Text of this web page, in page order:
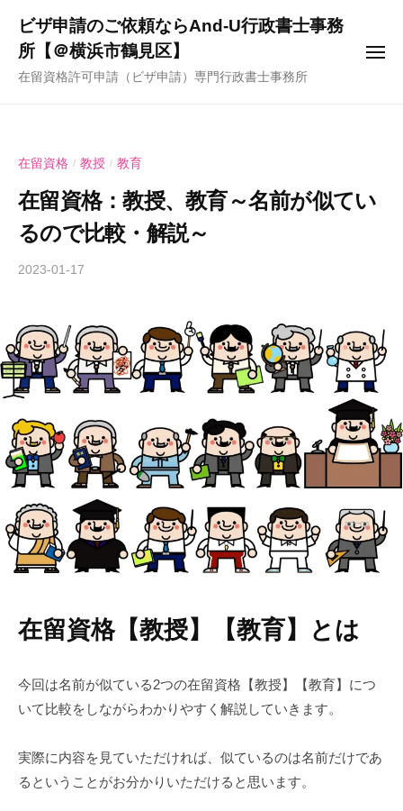
ビザ申請のご依頼ならAnd-U行政書士事務
所【＠横浜市鶴見区】
在留資格許可申請（ビザ申請）専門行政書士事務所
メ
在留資格 / 教授 / 教育
在留資格：教授、教育～名前が似てい
るので比較・解説～
2023-01-17
n
d
-
行
政
書
士
事
務
在留資格【教授】【教育】とは
今回は名前が似ている2つの在留資格【教授】【教育】につ
いて比較をしながらわかりやすく解説していきます。
実際に内容を見ていただければ、似ているのは名前だけであ
るということがお分かりいただけると思います。